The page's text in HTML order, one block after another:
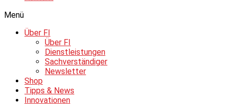
Menü
Über FI
Über FI
Dienstleistungen
Sachverständiger
Newsletter
Shop
Tipps & News
Innovationen